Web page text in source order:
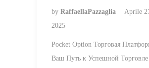
by RaffaellaPazzaglia
Aprile
2025
Pocket Option Торговая
Ваш Путь к Успешной